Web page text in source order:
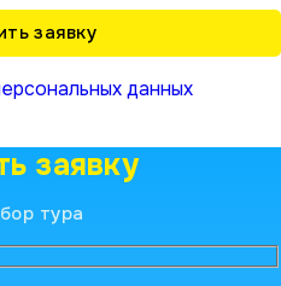
данных
заявку
тура